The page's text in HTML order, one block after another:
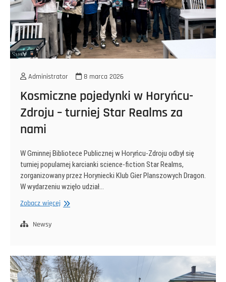
Administrator 8 marca 2026
Kosmiczne pojedynki w Horyńcu-
Zdroju – turniej Star Realms za
nami
W Gminnej Bibliotece Publicznej w Horyńcu-Zdroju odbył się
turniej popularnej karcianki science-fiction Star Realms,
zorganizowany przez Horyniecki Klub Gier Planszowych Dragon.
W wydarzeniu wzięło udział…
Zobacz więcej Kosmiczne
–
turniej
Star
Newsy